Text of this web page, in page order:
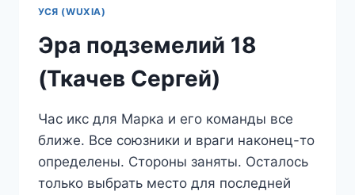
УСЯ (WUXIA)
Эра подземелий 18
(Ткачев Сергей)
Час икс для Марка и его команды все
ближе. Все союзники и враги наконец-то
определены. Стороны заняты. Осталось
только выбрать место для последней